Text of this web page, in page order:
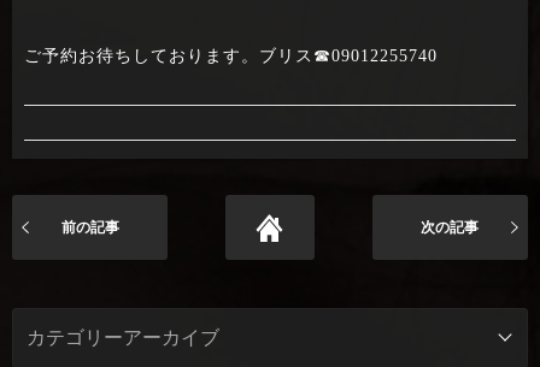
ご予約お待ちしております。ブリス☎09012255740
前の記事 次の記事